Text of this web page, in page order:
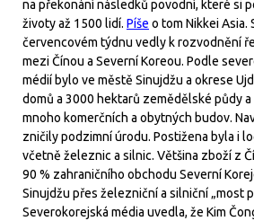
na překonání následků povodní, které si
životy až 1500 lidí. Píše o tom Nikkei Asia.
červencovém týdnu vedly k rozvodnění
mezi Čínou a Severní Koreou. Podle
médií bylo ve městě Sinujdžu a okrese
domů a 3000 hektarů zemědělské půdy
mnoho komerčních a obytných budov.
zničily podzimní úrodu. Postižena byla i
včetně železnic a silnic. Většina zboží z
90 % zahraničního obchodu Severní
Sinujdžu přes železniční a silniční „most
Severokorejská média uvedla, že Kim